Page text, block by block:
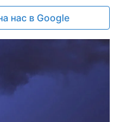
нас в Google